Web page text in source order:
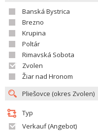
Banská Bystrica
Brezno
Krupina
Poltár
Rimavská Sobota
Zvolen
Žiar nad Hronom
Typ
Verkauf (Angebot)